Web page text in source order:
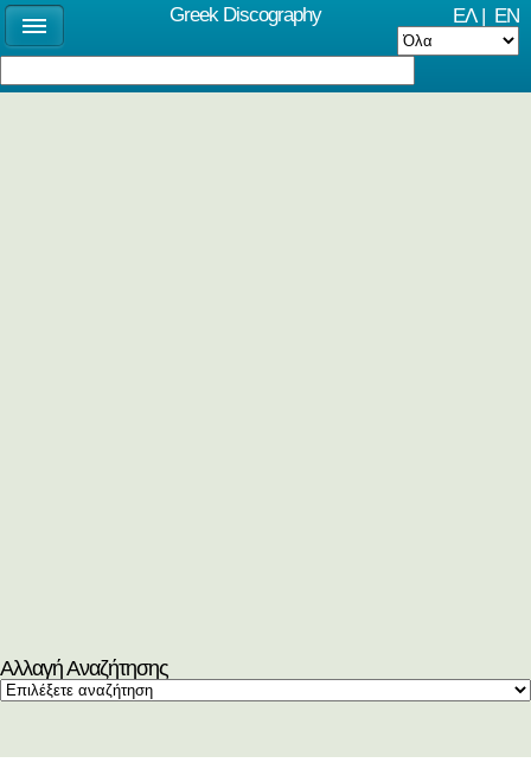
ΕΛ| EN
Αλλαγή Αναζήτησης
Greek Discography